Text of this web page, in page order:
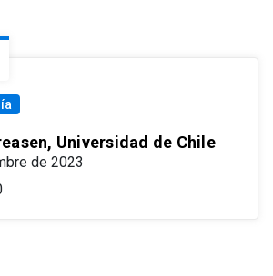
Universidad de Chile
de 2023